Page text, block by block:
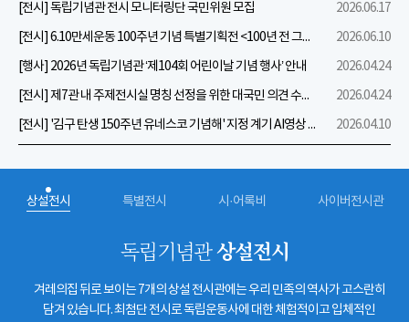
[전시] 독립기념관 전시 모니터링단 국민위원 모집
2026.06.17
[전시] 6.10만세운동 100주년 기념 특별기획전 <100년 전 그날을 보다: 6.10만세운동>
2026.06.10
[행사] 2026년 독립기념관 ‘제104회 어린이날 기념 행사’ 안내
2026.04.24
[전시] 제7관 내 주제전시실 명칭 선정을 위한 대국민 의견 수렴 실시
2026.04.24
[전시] '김구 탄생 150주년 유네스코 기념해' 지정 계기 AI영상 국민공모 개최 안내
2026.04.10
상설전시 특별전시 시·어록비 사이버전시관
독립기념관상설전시
겨레의집 뒤로 보이는 7개의 상설 전시관에는 우리 민족의 역사가 고스란히
담겨 있습니다. 최첨단 전시로 독립운동사에 대한 체험적이고 입체적인